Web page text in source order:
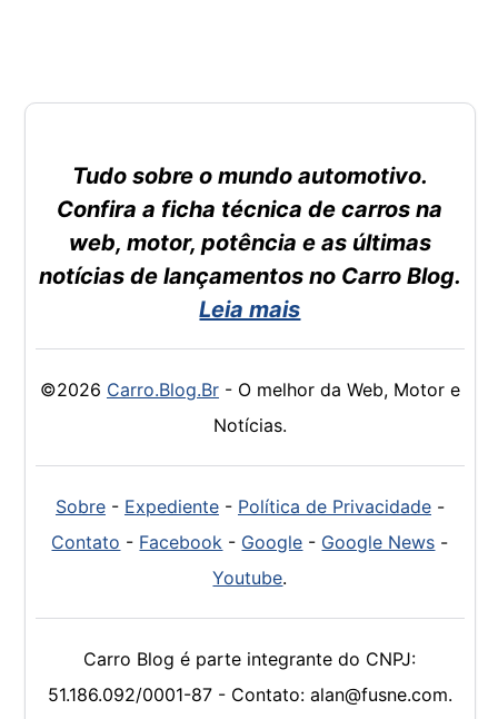
Tudo sobre o mundo automotivo.
Confira a ficha técnica de carros na
web, motor, potência e as últimas
notícias de lançamentos no Carro Blog.
Leia mais
©2026 Carro.Blog.Br- O melhor da Web, Motor e
Notícias.
Sobre- Expediente- Política de Privacidade-
Contato - Facebook - Google - Google News -
Youtube.
Carro Blog é parte integrante do CNPJ:
51.186.092/0001-87 - Contato: alan@fusne.com.